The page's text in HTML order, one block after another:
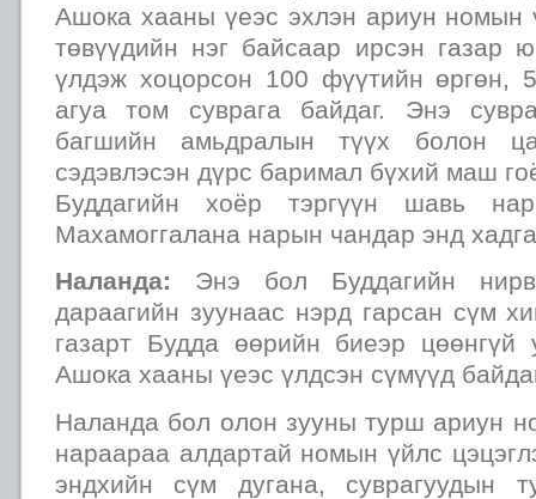
Ашока хааны үеэс эхлэн ариун номын
төвүүдийн нэг байсаар ирсэн газар
үлдэж хоцорсон 100 фүүтийн өргөн,
агуа том суврага байдаг. Энэ
багшийн амьдралын түүх болон
сэдэвлэсэн дүрс баримал бүхий маш
Буддагийн хоёр тэргүүн шавь
Махамоггалана нарын чандар энд
Наланда: Энэ бол Буддагийн
дараагийн зуунаас нэрд гарсан сүм
газарт Будда өөрийн биеэр
Ашока хааны үеэс үлдсэн сүмүүд
Наланда бол олон зууны турш ариун
нараараа алдартай номын үйлс
эндхийн сүм дугана, суврагуудын